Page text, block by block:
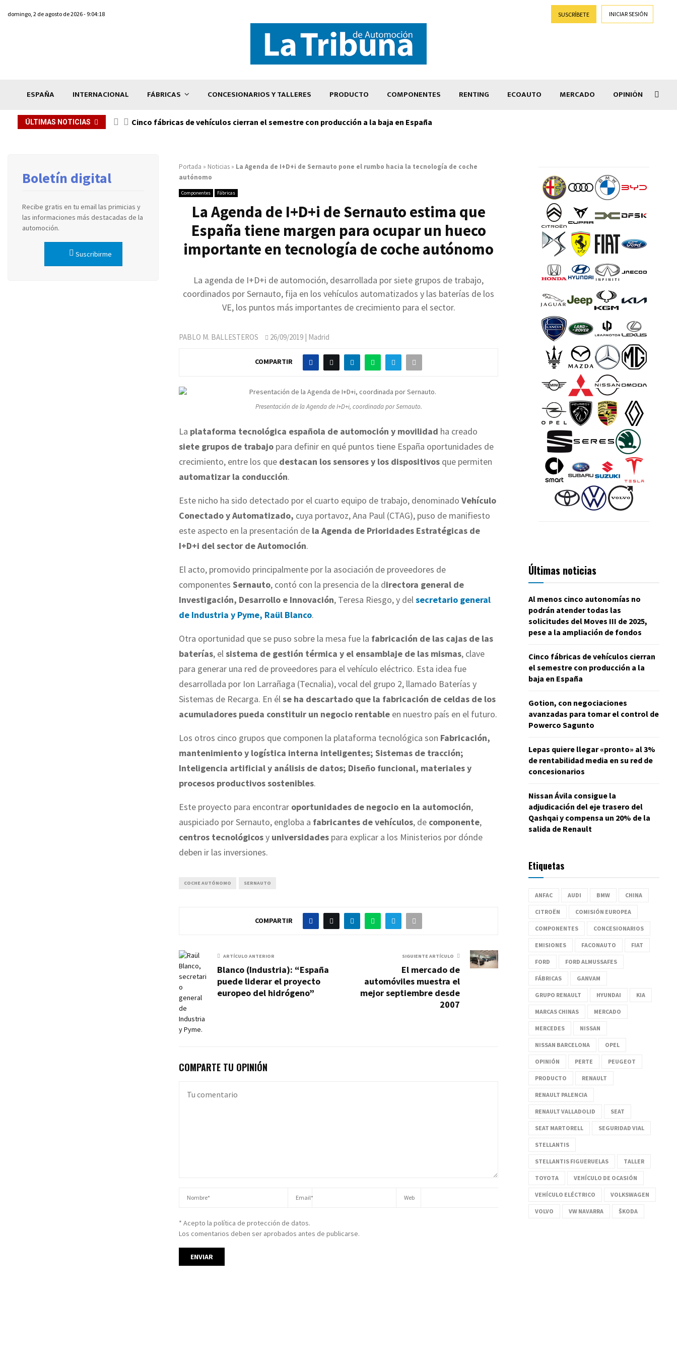
domingo, 2 de agosto de 2026 - 9:04:18 SUSCRÍBETE INICIAR SESIÓN
ESPAÑA INTERNACIONAL FÁBRICAS CONCESIONARIOS Y TALLERES PRODUCTO COMPONENTES RENTING ECOAUTO MERCADO OPINIÓN
ÚLTIMAS NOTICIAS Cinco fábricas de vehículos cierran el semestre con producción a la baja en España
Portada » Noticias » La Agenda de I+D+i de Sernauto pone el rumbo hacia la tecnología de coche
autónomo
Componentes Fábricas
La Agenda de I+D+i de Sernauto estima que
España tiene margen para ocupar un hueco
importante en tecnología de coche autónomo
La agenda de I+D+i de automoción, desarrollada por siete grupos de trabajo,
coordinados por Sernauto, fija en los vehículos automatizados y las baterías de los
VE, los puntos más importantes de crecimiento para el sector.
PABLO M. BALLESTEROS 26/09/2019 | Madrid
COMPARTIR
Presentación de la Agenda de I+D+i, coordinada por Sernauto.
La plataforma tecnológica española de automoción y movilidad ha creado
siete grupos de trabajo para definir en qué puntos tiene España oportunidades de
crecimiento, entre los que destacan los sensores y los dispositivos que permiten
automatizar la conducción.
Este nicho ha sido detectado por el cuarto equipo de trabajo, denominado Vehículo
Conectado y Automatizado, cuya portavoz, Ana Paul (CTAG), puso de manifiesto
este aspecto en la presentación de la Agenda de Prioridades Estratégicas de
I+D+i del sector de Automoción.
El acto, promovido principalmente por la asociación de proveedores de
componentes Sernauto, contó con la presencia de la directora general de
Investigación, Desarrollo e Innovación, Teresa Riesgo, y delsecretario general
de Industria y Pyme, Raül Blanco.
Otra oportunidad que se puso sobre la mesa fue la fabricación de las cajas de las
baterías, elsistema de gestión térmica y el ensamblaje de las mismas, clave
para generar una red de proveedores para el vehículo eléctrico. Esta idea fue
desarrollada por Ion Larrañaga (Tecnalia), vocal del grupo 2, llamado Baterías y
Sistemas de Recarga. En élse ha descartado que la fabricación de celdas de los
acumuladores pueda constituir un negocio rentable en nuestro país en el futuro.
Los otros cinco grupos que componen la plataforma tecnológica son Fabricación,
mantenimiento y logística interna inteligentes; Sistemas de tracción;
Inteligencia artificial y análisis de datos; Diseño funcional, materiales y
procesos productivos sostenibles.
Este proyecto para encontrar oportunidades de negocio en la automoción,
auspiciado por Sernauto, engloba a fabricantes de vehículos, de componente,
centros tecnológicosy universidades para explicar a los Ministerios por dónde
deben ir las inversiones.
COCHE AUTÓNOMO SERNAUTO
COMPARTIR
ARTÍCULO ANTERIOR
Blanco (Industria): “España
puede liderar el proyecto
europeo del hidrógeno”
SIGUIENTE ARTÍCULO
El mercado de
automóviles muestra el
mejor septiembre desde
2007
COMPARTE TU OPINIÓN
* Acepto la política de protección de datos.
Los comentarios deben ser aprobados antes de publicarse.
Boletín digital
Recibe gratis en tu email las primicias y
las informaciones más destacadas de la
automoción.
Suscribirme
Últimas noticias
Al menos cinco autonomías no
podrán atender todas las
solicitudes del Moves III de 2025,
pese a la ampliación de fondos
Cinco fábricas de vehículos cierran
el semestre con producción a la
baja en España
Gotion, con negociaciones
avanzadas para tomar el control de
Powerco Sagunto
Lepas quiere llegar «pronto» al 3%
de rentabilidad media en su red de
concesionarios
Nissan Ávila consigue la
adjudicación del eje trasero del
Qashqai y compensa un 20% de la
salida de Renault
Etiquetas
ANFAC AUDI BMW CHINA
CITROËN COMISIÓN EUROPEA
COMPONENTES CONCESIONARIOS
EMISIONES FACONAUTO FIAT
FORD FORD ALMUSSAFES
FÁBRICAS GANVAM
GRUPO RENAULT HYUNDAI KIA
MARCAS CHINAS MERCADO
MERCEDES NISSAN
NISSAN BARCELONA OPEL
OPINIÓN PERTE PEUGEOT
PRODUCTO RENAULT
RENAULT PALENCIA
RENAULT VALLADOLID SEAT
SEAT MARTORELL SEGURIDAD VIAL
STELLANTIS
STELLANTIS FIGUERUELAS TALLER
TOYOTA VEHÍCULO DE OCASIÓN
VEHÍCULO ELÉCTRICO VOLKSWAGEN
VOLVO VW NAVARRA ŠKODA